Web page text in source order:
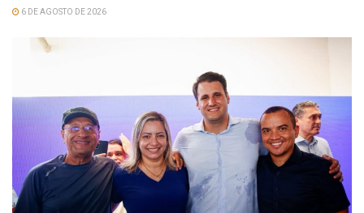
6 DE AGOSTO DE 2026